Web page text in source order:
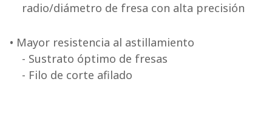
radio/diámetro de fresa con alta precisión
• Mayor resistencia al astillamiento
- Sustrato óptimo de fresas
- Filo de corte afilado